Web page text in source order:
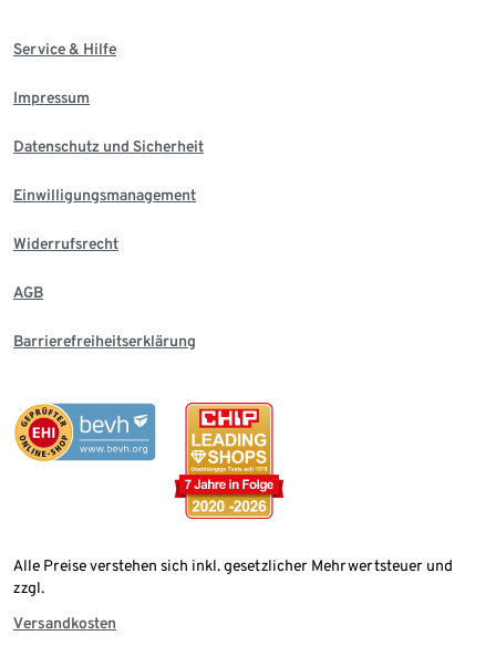
Service & Hilfe
Impressum
Datenschutz und Sicherheit
Einwilligungsmanagement
Widerrufsrecht
AGB
Barrierefreiheitserklärung
Alle Preise verstehen sich inkl. gesetzlicher Mehrwertsteuer und
zzgl.
Versandkosten